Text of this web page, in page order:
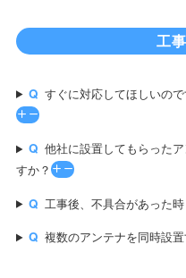
工
すぐに対応してほしいの
他社に設置してもらった
すか？
工事後、不具合があった
複数のアンテナを同時設